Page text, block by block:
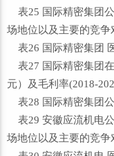
表25 国际精密集团
场地位以及主要的竞争
表26 国际精密集团
表27 国际精密集团
元）及毛利率(2018-
表28 国际精密集团
表29 安徽应流机电
场地位以及主要的竞争